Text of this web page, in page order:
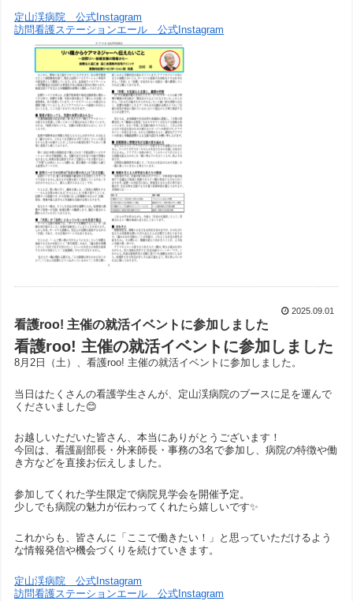
定山渓病院 公式Instagram
訪問看護ステーションエール 公式Instagram
2025.09.01
看護roo! 主催の就活イベントに参加しました
看護roo! 主催の就活イベントに参加しました
8月2日（土）、看護roo! 主催の就活イベントに参加しました。
当日はたくさんの看護学生さんが、定山渓病院のブースに足を運んで
くださいました😊
お越しいただいた皆さん、本当にありがとうございます！
今回は、看護副部長・外来師長・事務の3名で参加し、病院の特徴や働
き方などを直接お伝えしました。
参加してくれた学生限定で病院見学会を開催予定。
少しでも病院の魅力が伝わってくれたら嬉しいです✨
これからも、皆さんに「ここで働きたい！」と思っていただけるよう
な情報発信や機会づくりを続けていきます。
定山渓病院 公式Instagram
訪問看護ステーションエール 公式Instagram